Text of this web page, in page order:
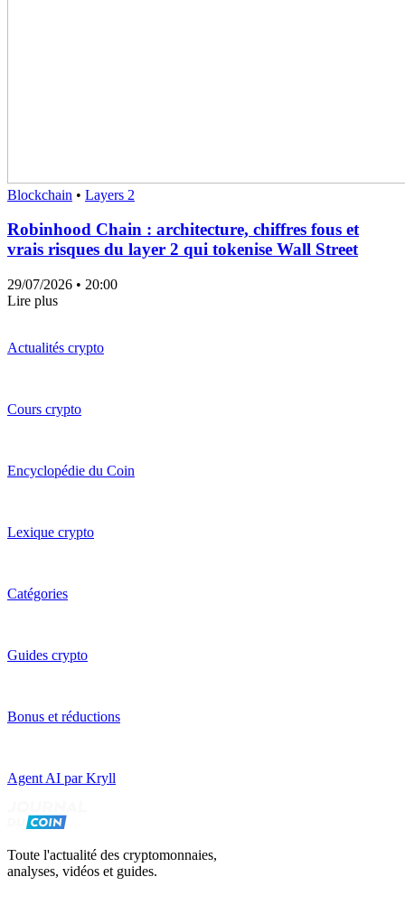
Blockchain • Layers 2
Robinhood Chain : architecture, chiffres fous et
vrais risques du layer 2 qui tokenise Wall Street
29/07/2026 • 20:00
Lire plus
Actualités crypto
Cours crypto
Encyclopédie du Coin
Lexique crypto
Catégories
Guides crypto
Bonus et réductions
Agent AI par Kryll
Toute l'actualité des cryptomonnaies,
analyses, vidéos et guides.